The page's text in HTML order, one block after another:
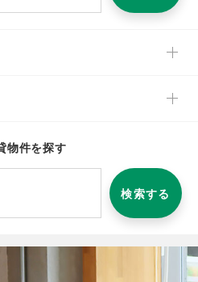
物件を探す
検索する